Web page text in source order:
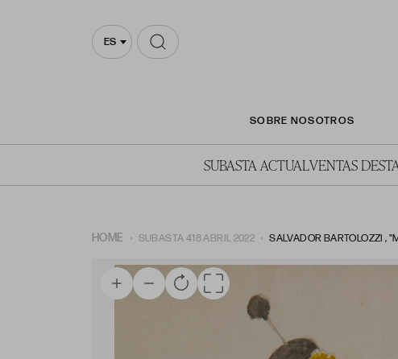
ES
SOBRE NOSOTROS
SUBASTA ACTUALVENTAS
HOME SUBASTA 418 ABRIL 2022 SALVADOR BARTOLOZZI ,